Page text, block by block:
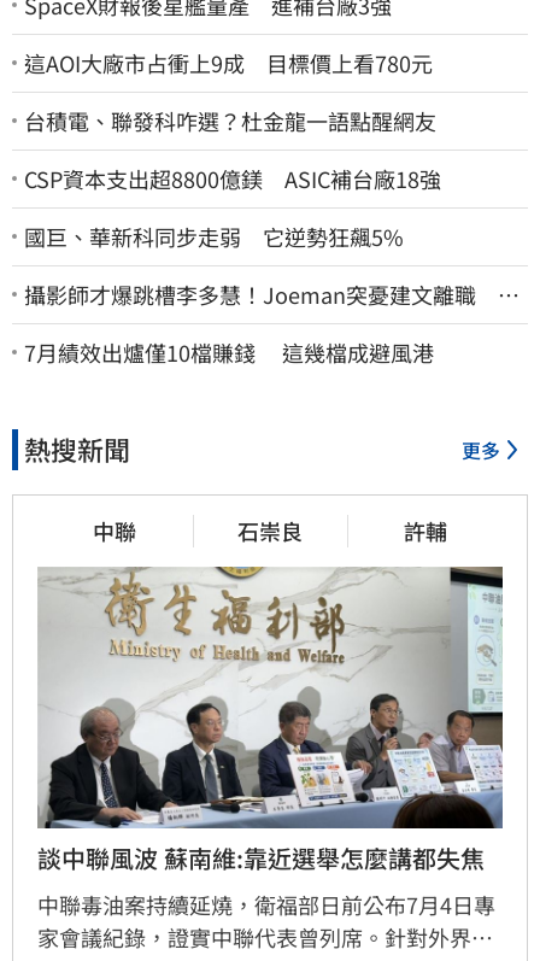
這AOI大廠市占衝上9成 目標價上看780元
台積電、聯發科咋選？杜金龍一語點醒網友
CSP資本支出超8800億鎂 ASIC補台廠18強
國巨、華新科同步走弱 它逆勢狂飆5%
攝影師才爆跳槽李多慧！Joeman突憂建文離職 發
聲「其實我很清楚」
7月績效出爐僅10檔賺錢 這幾檔成避風港
熱搜新聞 更多
中聯 石崇良 許輔
談中聯風波 蘇南維:靠近選舉怎麼講都失焦
中聯毒油案持續延燒，衛福部日前公布7月4日專
家會議紀錄，證實中聯代表曾列席。針對外界質